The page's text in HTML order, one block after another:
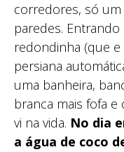
corredores, só um
paredes.
redondinha (que e
persiana
uma banheira,
branca mais fofa
vi na vida. No dia
a água de coco